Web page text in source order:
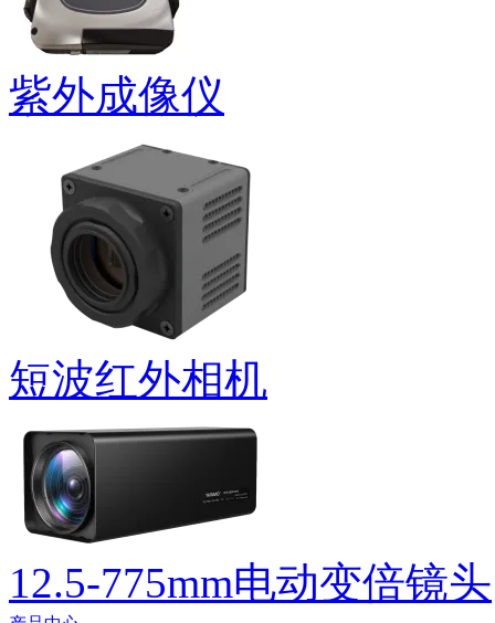
紫外成像仪
短波红外相机
12.5-775mm电动变倍镜头